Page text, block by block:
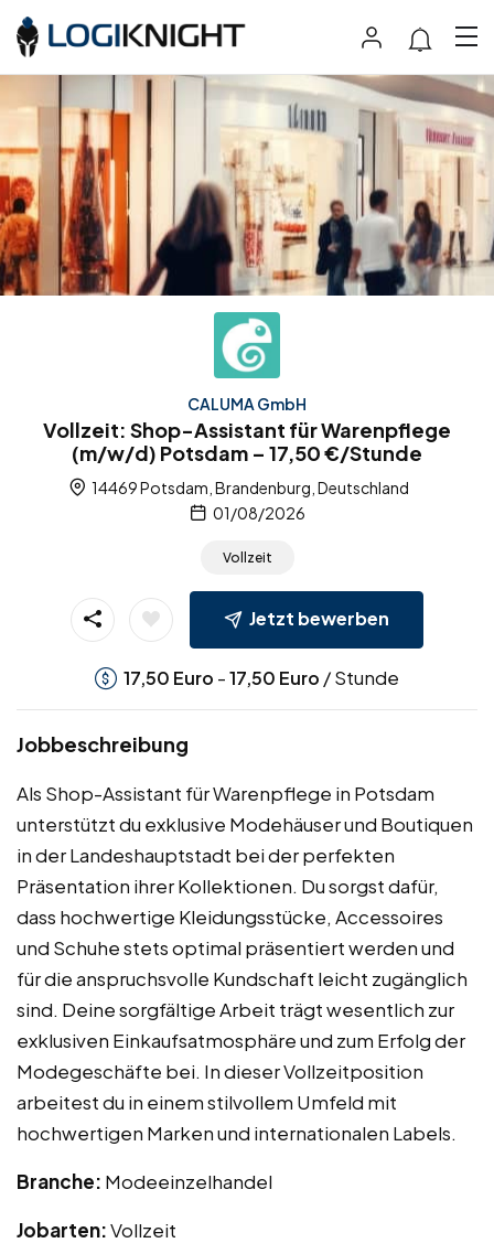
CALUMA GmbH
Vollzeit: Shop-Assistant für Warenpflege
(m/w/d) Potsdam – 17,50 €/Stunde
14469 Potsdam, Brandenburg, Deutschland
01/08/2026
Vollzeit
Jetzt bewerben
17,50 Euro -17,50 Euro / Stunde
Jobbeschreibung
Als Shop-Assistant für Warenpflege in Potsdam
unterstützt du exklusive Modehäuser und Boutiquen
in der Landeshauptstadt bei der perfekten
Präsentation ihrer Kollektionen. Du sorgst dafür,
dass hochwertige Kleidungsstücke, Accessoires
und Schuhe stets optimal präsentiert werden und
für die anspruchsvolle Kundschaft leicht zugänglich
sind. Deine sorgfältige Arbeit trägt wesentlich zur
exklusiven Einkaufsatmosphäre und zum Erfolg der
Modegeschäfte bei. In dieser Vollzeitposition
arbeitest du in einem stilvollem Umfeld mit
hochwertigen Marken und internationalen Labels.
Branche: Modeeinzelhandel
Jobarten:Vollzeit